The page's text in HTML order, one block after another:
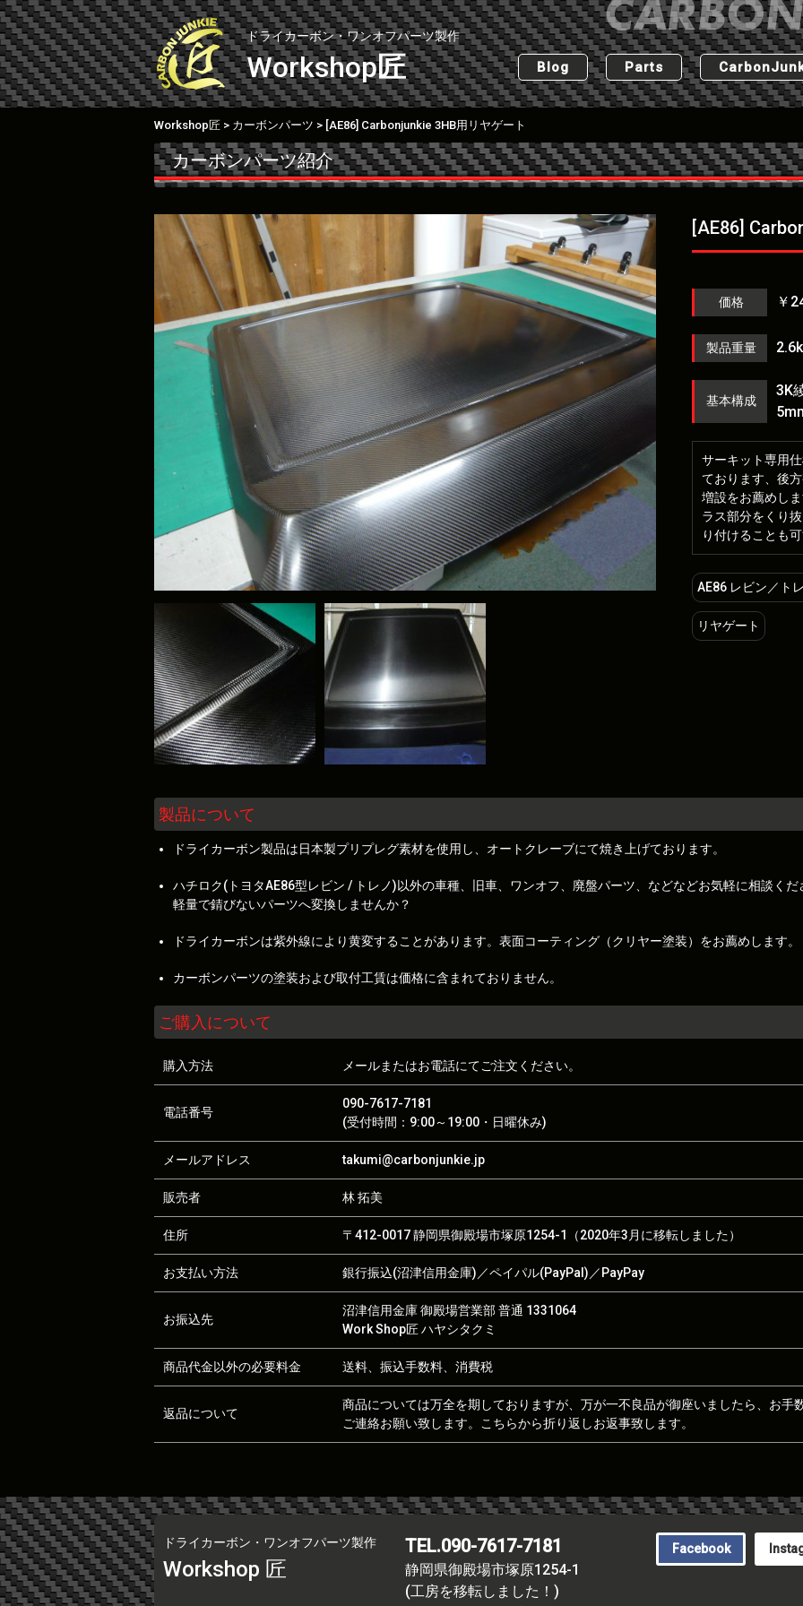
Skip
to
content
ドライカーボン・ワンオフパーツ製作
Workshop匠 Blog Parts
Workshop匠 > カーボンパーツ > [AE86] Carbonjunkie 3HB用リヤゲート
カーボンパーツ紹介
[AE86]
価格 ￥
製品重量
基本構成
3K
サーキット専用
ております、後
増設をお薦めし
ラス部分をくり
り付けることも
AE86 レビン／ト
リヤゲート
製品について
ドライカーボン製品は日本製プリプレグ素材を使用し、オートクレーブにて焼き上げております。
ハチロク(トヨタAE86型レビン / トレノ)以外の車種、旧車、ワンオフ、廃盤パーツ、などなどお気軽に相談くだ
軽量で錆びないパーツへ変換しませんか？
ドライカーボンは紫外線により黄変することがあります。表面コーティング（クリヤー塗装）をお薦めします。
カーボンパーツの塗装および取付工賃は価格に含まれておりません。
ご購入について
購入方法 メールまたはお電話にてご注文ください。
電話番号
090-7617-7181
(受付時間：9:00～19:00・日曜休み)
メールアドレス takumi@carbonjunkie.jp
販売者 林 拓美
住所 〒412-0017 静岡県御殿場市塚原1254-1（2020年3月に移転しました）
お支払い方法 銀行振込(沼津信用金庫)／ペイパル(PayPal)／PayPay
お振込先
沼津信用金庫 御殿場営業部 普通 1331064
Work Shop匠 ハヤシタクミ
商品代金以外の必要料金 送料、振込手数料、消費税
返品について
商品については万全を期しておりますが、万が一不良品が御座いましたら、お手
ご連絡お願い致します。こちらから折り返しお返事致します。
ドライカーボン・ワンオフパーツ製作
Workshop 匠
TEL.090-7617-7181
静岡県御殿場市塚原1254-1
(工房を移転しました！)
Facebook